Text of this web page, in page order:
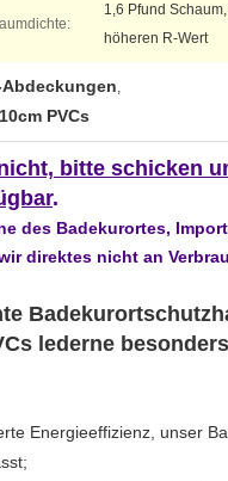
1,6 Pfund
höheren R-Wert
,
PVCs
bitte schicken
.
des Badekurortes,
direktes nicht an
lederne
Energieeffizienz, unser